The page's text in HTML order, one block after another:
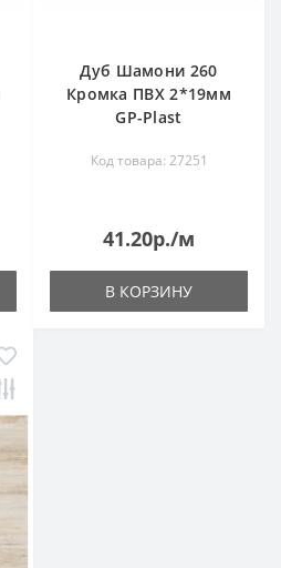
Дуб Шамони 260
Кромка ПВХ 2*19мм
GP-Plast
Код товара: 27251
41.20р./м
В КОРЗИНУ